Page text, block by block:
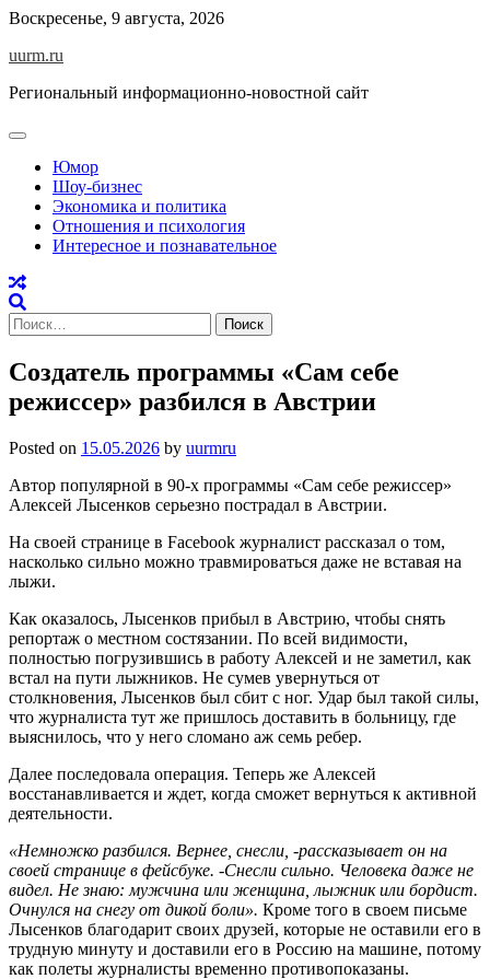
Skip
content
Воскресенье, 9 августа, 2026
uurm.ru
Региональный информационно-новостной сайт
Юмор
Шоу-бизнес
Экономика и политика
Отношения и психология
Интересное и познавательное
Найти:
Создатель программы «Сам себе
режиссер» разбился в Австрии
Posted on 15.05.2026 by uurmru
Автор популярной в 90-х программы «Сам себе режиссер»
Алексей Лысенков серьезно пострадал в Австрии.
На своей странице в Facebook журналист рассказал о том,
насколько сильно можно травмироваться даже не вставая на
лыжи.
Как оказалось, Лысенков прибыл в Австрию, чтобы снять
репортаж о местном состязании. По всей видимости,
полностью погрузившись в работу Алексей и не заметил, как
встал на пути лыжников. Не сумев увернуться от
столкновения, Лысенков был сбит с ног. Удар был такой силы,
что журналиста тут же пришлось доставить в больницу, где
выяснилось, что у него сломано аж семь ребер.
Далее последовала операция. Теперь же Алексей
восстанавливается и ждет, когда сможет вернуться к активной
деятельности.
«Немножко разбился. Вернее, снесли, -рассказывает он на
своей странице в фейсбуке. -Снесли сильно. Человека даже не
видел. Не знаю: мужчина или женщина, лыжник или бордист.
Очнулся на снегу от дикой боли». Кроме того в своем письме
Лысенков благодарит своих друзей, которые не оставили его в
трудную минуту и доставили его в Россию на машине, потому
как полеты журналисты временно противопоказаны.